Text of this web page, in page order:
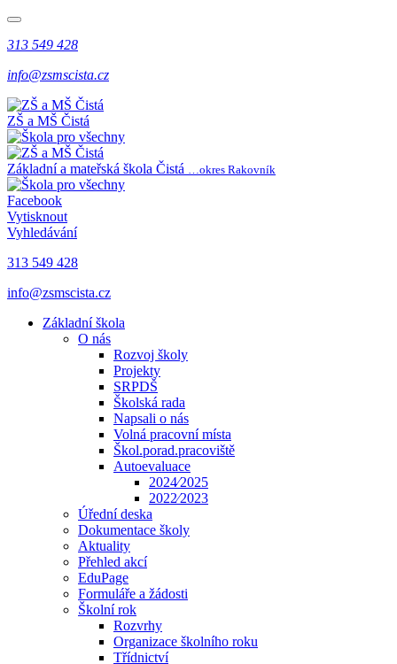
313 549 428
info@zsmscista.cz
ZŠ a MŠ Čistá
Základní a mateřská škola Čistá …okres Rakovník
Facebook
Vytisknout
Vyhledávání
313 549 428
info@zsmscista.cz
Základní škola
O nás
Rozvoj školy
Projekty
SRPDŠ
Školská rada
Napsali o nás
Volná pracovní místa
Škol.porad.pracoviště
Autoevaluace
2024⁄2025
2022⁄2023
Úřední deska
Dokumentace školy
Aktuality
Přehled akcí
EduPage
Formuláře a žádosti
Školní rok
Rozvrhy
Organizace školního roku
Třídnictví